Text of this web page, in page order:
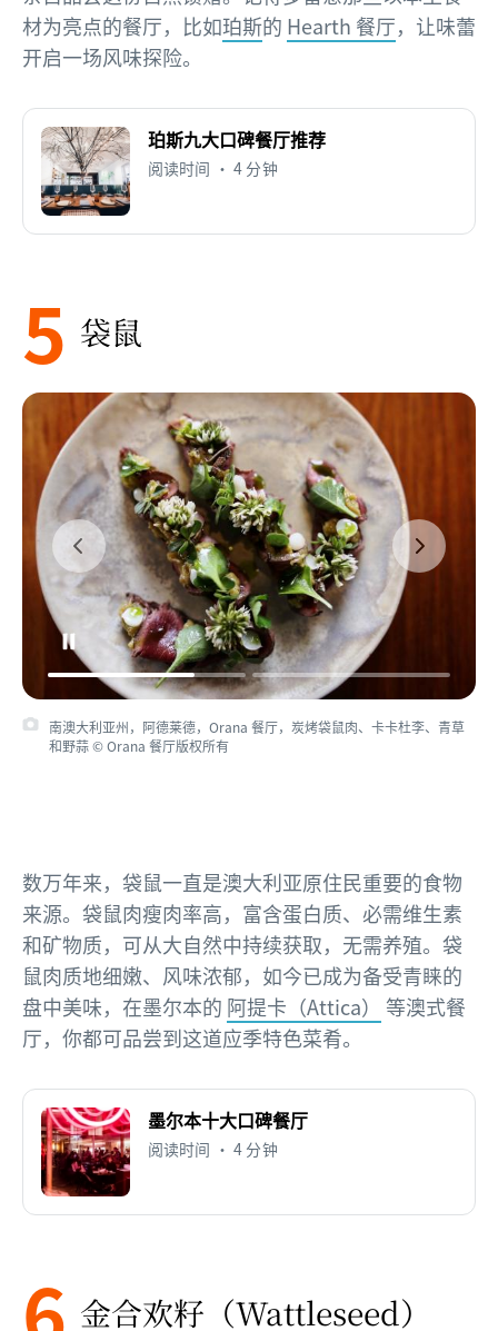
材为亮点的餐厅，比如珀斯的 Hearth 餐厅，让味蕾
开启一场风味探险。
珀斯九大口碑餐厅推荐
阅读时间 • 4 分钟
5 袋鼠
南澳大利亚州，阿德莱德，Orana 餐厅，炭烤袋鼠肉、卡卡杜李、青草
和野蒜 © Orana 餐厅版权所有
数万年来，袋鼠一直是澳大利亚原住民重要的食物
来源。袋鼠肉瘦肉率高，富含蛋白质、必需维生素
和矿物质，可从大自然中持续获取，无需养殖。袋
鼠肉质地细嫩、风味浓郁，如今已成为备受青睐的
盘中美味，在墨尔本的 阿提卡（Attica）
等澳式餐
厅，你都可品尝到这道应季特色菜肴。
墨尔本十大口碑餐厅
阅读时间 • 4 分钟
金合欢籽（Wattleseed）